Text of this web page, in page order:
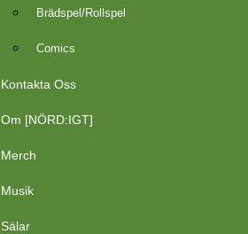
Brädspel/Rollspel
Comics
Kontakta Oss
Om [NÖRD:IGT]
Merch
Musik
Sälar